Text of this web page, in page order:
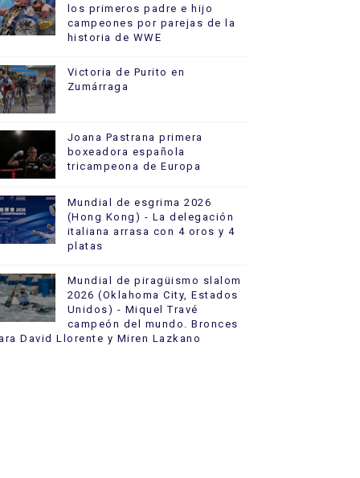
los primeros padre e hijo
campeones por parejas de la
historia de WWE
Victoria de Purito en
Zumárraga
Joana Pastrana primera
boxeadora española
tricampeona de Europa
Mundial de esgrima 2026
(Hong Kong) - La delegación
italiana arrasa con 4 oros y 4
platas
Mundial de piragüismo slalom
2026 (Oklahoma City, Estados
Unidos) - Miquel Travé
campeón del mundo. Bronces
David Llorente y Miren Lazkano